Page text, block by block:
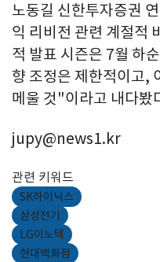
노동길 신한투자증권
익 리비전 관련 계절적
적 발표 시즌은 7월 하
향 조정은 제한적이고,
메울 것"이라고 내다봤
jupy@news1.kr
관련 키워드
SK하이닉스
삼성전기
LG이노텍
현대백화점